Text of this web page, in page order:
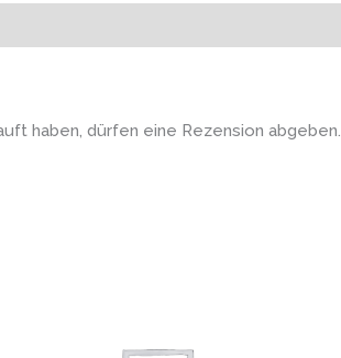
haben, dürfen eine Rezension abgeben.